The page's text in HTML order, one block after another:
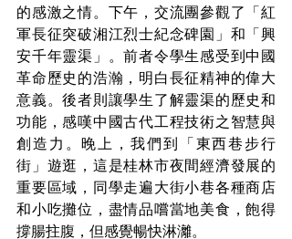
的感激之情。下午，交流團參觀了「紅
軍長征突破湘江烈士紀念碑園」和「興
安千年靈渠」。前者令學生感受到中國
革命歷史的浩瀚，明白長征精神的偉大
意義。後者則讓學生了解靈渠的歷史和
功能，感嘆中國古代工程技術之智慧與
創造力。晚上，我們到「東西巷步行
街」遊逛，這是桂林市夜間經濟發展的
重要區域，同學走遍大街小巷各種商店
和小吃攤位，盡情品嚐當地美食，飽得
撐腸拄腹，但感覺暢快淋灕。